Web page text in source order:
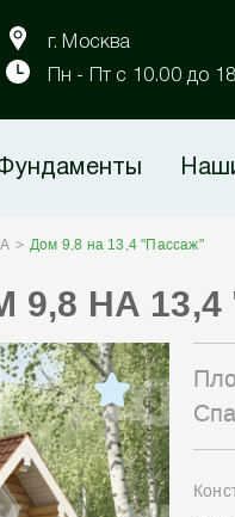
г. Москва
Пн - Пт с 10.00 до
Дом 9,8 на 13,4 "Пассаж"
9,8 НА